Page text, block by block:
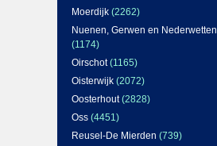
Moerdijk (2262)
Nuenen, Gerwen en Nederwetten
(1174)
Oirschot(1165)
Oisterwijk (2072)
Oosterhout(2828)
Oss (4451)
Reusel-De Mierden (739)